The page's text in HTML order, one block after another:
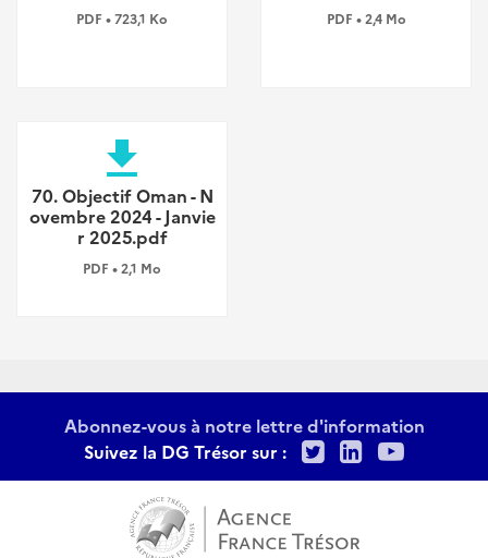
PDF • 723,1 Ko PDF • 2,4 Mo
file_download
70. Objectif Oman - N
ovembre 2024 - Janvie
r 2025.pdf
PDF • 2,1 Mo
Abonnez-vous à notre lettre d'information
Suivez la DG Trésor sur :
TwitterLinkedIn